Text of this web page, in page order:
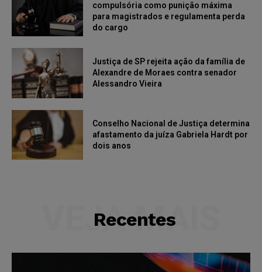
compulsória como punição máxima
para magistrados e regulamenta perda
do cargo
Justiça de SP rejeita ação da família de
Alexandre de Moraes contra senador
Alessandro Vieira
Conselho Nacional de Justiça determina
afastamento da juíza Gabriela Hardt por
dois anos
Recentes
VEJA MAIS